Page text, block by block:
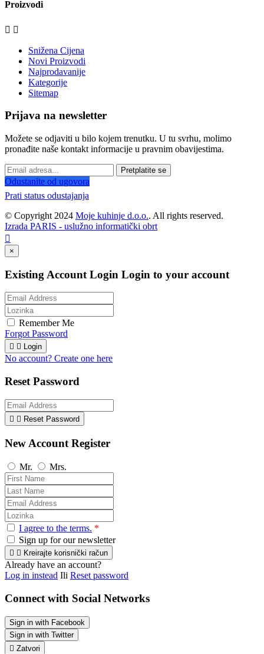
Proizvodi
 
Snižena Cijena
Novi Proizvodi
Najprodavanije
Kategorije
Sitemap
Prijava na newsletter
Možete se odjaviti u bilo kojem trenutku. U tu svrhu, molimo
pronađite naše kontakt informacije u pravnim obavijestima.
Pretplatite se
Odustanite od ugovora
Prati status odustajanja
© Copyright 2024 Moje kuhinje d.o.o.. All rights reserved.
Izrada PARIS - uslužno informatički obrt

×
Existing Account Login Login to your account
Remember Me
Forgot Password
  Login
No account? Create one here
Reset Password
  Reset Password
New Account Register
Mr. Mrs.
I agree to the terms. *
Sign up for our newsletter
  Kreirajte korisnički račun
Already have an account?
Log in instead Ili Reset password
Connect with Social Networks
Sign in with Facebook
Sign in with Twitter
 Zatvori